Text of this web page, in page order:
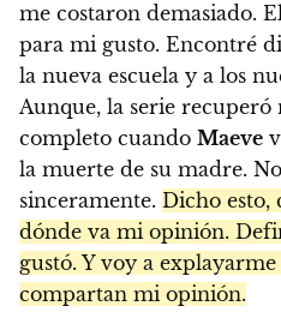
me costaron demasiado.
para mi gusto. Encontré
la nueva escuela y a los
Aunque, la serie
completo cuando Maeve
la muerte de su madre.
sinceramente. Dicho esto,
dónde va mi opinión.
gustó. Y voy a
compartan mi opinión.